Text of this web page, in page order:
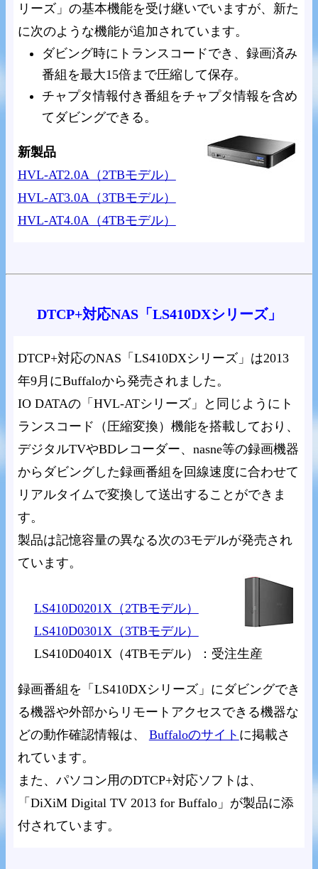
リーズ」の基本機能を受け継いでいますが、新た
に次のような機能が追加されています。
ダビング時にトランスコードでき、録画済み
番組を最大15倍まで圧縮して保存。
チャプタ情報付き番組をチャプタ情報を含め
てダビングできる。
新製品
HVL-AT2.0A（2TBモデル）
HVL-AT3.0A（3TBモデル）
HVL-AT4.0A（4TBモデル）
DTCP+対応NAS「LS410DXシリーズ」
DTCP+対応のNAS「LS410DXシリーズ」は2013
年9月にBuffaloから発売されました。
IO DATAの「HVL-ATシリーズ」と同じようにト
ランスコード（圧縮変換）機能を搭載しており、
デジタルTVやBDレコーダー、nasne等の録画機器
からダビングした録画番組を回線速度に合わせて
リアルタイムで変換して送出することができま
す。
製品は記憶容量の異なる次の3モデルが発売され
ています。
LS410D0201X（2TBモデル）
LS410D0301X（3TBモデル）
LS410D0401X（4TBモデル）：受注生産
録画番組を「LS410DXシリーズ」にダビングでき
る機器や外部からリモートアクセスできる機器な
どの動作確認情報は、 Buffaloのサイト に掲載さ
れています。
また、パソコン用のDTCP+対応ソフトは、
「DiXiM Digital TV 2013 for Buffalo」が製品に添
付されています。